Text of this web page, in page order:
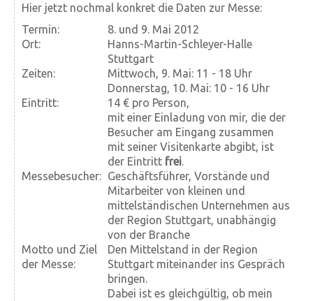
Hier jetzt nochmal konkret die Daten zur Messe:
Termin:
8. und 9. Mai 2012
Ort:
Hanns-Martin-Schleyer-Halle
Stuttgart
Zeiten:
Mittwoch, 9. Mai: 11 - 18 Uhr
Donnerstag, 10. Mai: 10 - 16 Uhr
Eintritt:
14 € pro Person,
mit einer Einladung von mir, die der
Besucher am Eingang zusammen
mit seiner Visitenkarte abgibt, ist
der Eintritt frei.
Messebesucher: Geschäftsführer, Vorstände und
Mitarbeiter von kleinen und
mittelständischen Unternehmen aus
der Region Stuttgart, unabhängig
von der Branche
Motto und Ziel
der Messe:
Den Mittelstand in der Region
Stuttgart miteinander ins Gespräch
bringen.
Dabei ist es gleichgültig, ob mein